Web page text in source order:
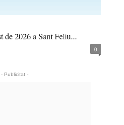
de 2026 a Sant Feliu...
0
- Publicitat -